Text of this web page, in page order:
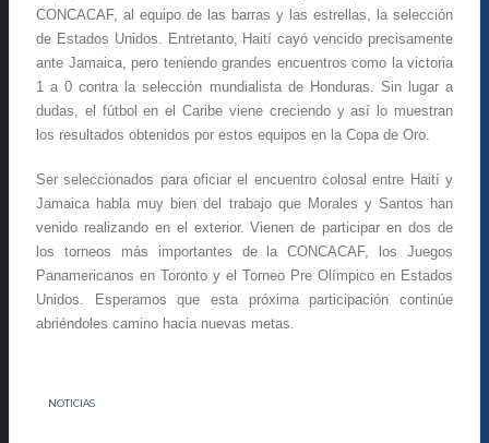
CONCACAF, al equipo de las barras y las estrellas, la selección
de Estados Unidos. Entretanto, Haití cayó vencido precisamente
ante Jamaica, pero teniendo grandes encuentros como la victoria
1 a 0 contra la selección mundialista de Honduras. Sin lugar a
dudas, el fútbol en el Caribe viene creciendo y así lo muestran
los resultados obtenidos por estos equipos en la Copa de Oro.
Ser seleccionados para oficiar el encuentro colosal entre Haití y
Jamaica habla muy bien del trabajo que Morales y Santos han
venido realizando en el exterior. Vienen de participar en dos de
los torneos más importantes de la CONCACAF, los Juegos
Panamericanos en Toronto y el Torneo Pre Olímpico en Estados
Unidos. Esperamos que esta próxima participación continúe
abriéndoles camino hacia nuevas metas.
NOTICIAS